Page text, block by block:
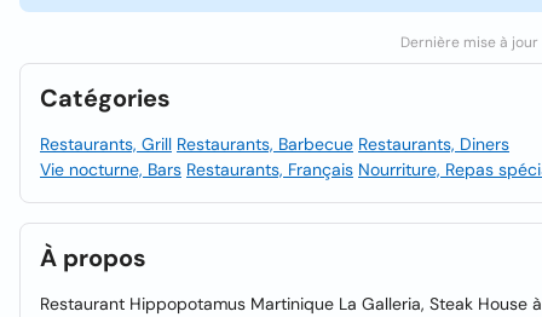
Dernière mise à jour
Catégories
Restaurants, Grill Restaurants, Barbecue Restaurants, Diners
Vie nocturne, Bars Restaurants, Français Nourriture, Repas
À propos
Restaurant Hippopotamus Martinique La Galleria, Steak House